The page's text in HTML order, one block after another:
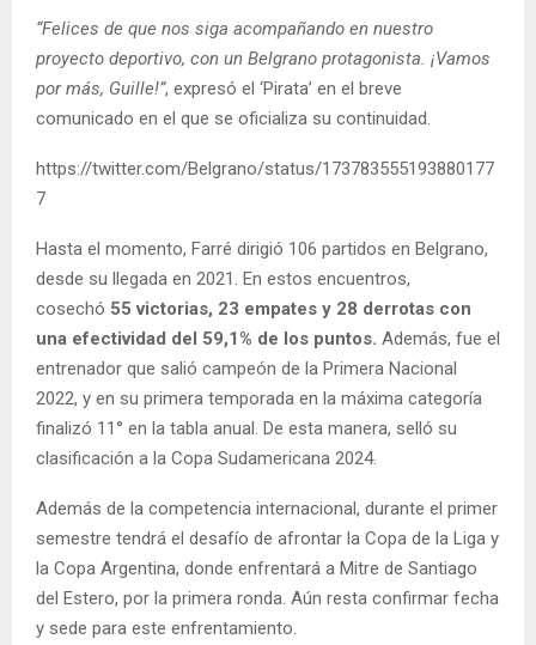
“Felices de que nos siga acompañando en nuestro
proyecto deportivo, con un Belgrano protagonista. ¡Vamos
por más, Guille!”, expresó el ‘Pirata’ en el breve
comunicado en el que se oficializa su continuidad.
https://twitter.com/Belgrano/status/173783555193880177
7
Hasta el momento, Farré dirigió 106 partidos en Belgrano,
desde su llegada en 2021. En estos encuentros,
cosechó 55 victorias, 23 empates y 28 derrotas con
una efectividad del 59,1% de los puntos. Además, fue el
entrenador que salió campeón de la Primera Nacional
2022, y en su primera temporada en la máxima categoría
finalizó 11° en la tabla anual. De esta manera, selló su
clasificación a la Copa Sudamericana 2024.
Además de la competencia internacional, durante el primer
semestre tendrá el desafío de afrontar la Copa de la Liga y
la Copa Argentina, donde enfrentará a Mitre de Santiago
del Estero, por la primera ronda. Aún resta confirmar fecha
y sede para este enfrentamiento.